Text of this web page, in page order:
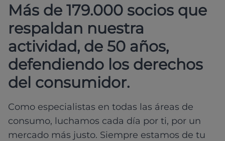
Más de 179.000 socios que
respaldan nuestra
actividad, de 50 años,
defendiendo los derechos
del consumidor.
Como especialistas en todas las áreas de
consumo, luchamos cada día por ti, por un
mercado más justo. Siempre estamos de tu